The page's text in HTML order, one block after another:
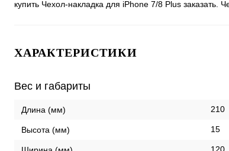
купить Чехол-накладка для iPhone 7/8 Plus
ХАРАКТЕРИСТИКИ
Вес и габариты
Длина (мм) 210
Высота (мм) 15